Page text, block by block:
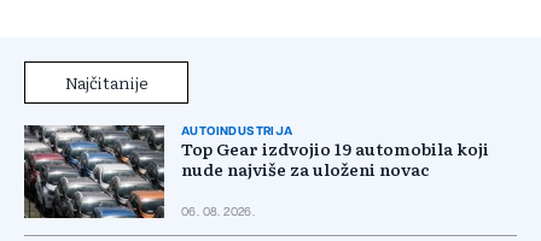
Najčitanije
AUTOINDUSTRIJA
Top Gear izdvojio 19 automobila koji
nude najviše za uloženi novac
06. 08. 2026.